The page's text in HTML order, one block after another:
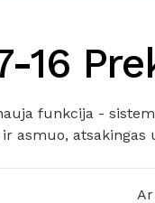
16
funkcija -
asmuo,